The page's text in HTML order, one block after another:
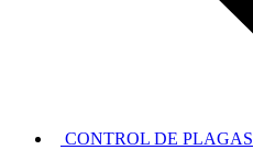
CONTROL DE PLAGAS